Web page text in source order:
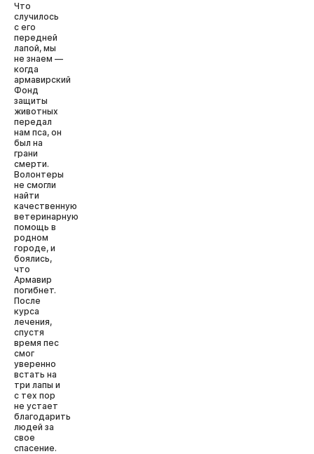
Что
случилось
с его
передней
лапой, мы
не знаем —
когда
армавирский
Фонд
защиты
животных
передал
нам пса, он
был на
грани
смерти.
Волонтеры
не смогли
найти
качественную
ветеринарную
помощь в
родном
городе, и
боялись,
что
Армавир
погибнет.
После
курса
лечения,
спустя
время пес
смог
уверенно
встать на
три лапы и
с тех пор
не устает
благодарить
людей за
свое
спасение.